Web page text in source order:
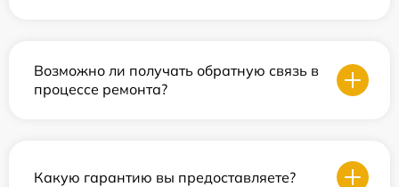
Возможно ли получать обратную связь в
процессе ремонта?
Какую гарантию вы предоставляете?